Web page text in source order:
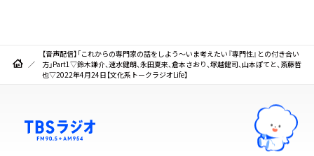
【音声配信】「これからの専門家の話をしよう～いま考えたい『専門性』との付き合い
方」Part1▽鈴木謙介、速水健朗、永田夏来、倉本さおり、塚越健司、山本ぽてと、斎藤哲
也▽2022年4月24日【文化系トークラジオLife】